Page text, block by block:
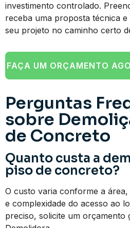
investimento controlado.
receba uma proposta técnica
seu projeto no caminho certo
FAÇA UM ORÇAMENTO
Perguntas
sobre
de Concreto
Quanto custa a
piso de concreto?
O custo varia conforme a
e complexidade do acesso ao
preciso, solicite um orçamento